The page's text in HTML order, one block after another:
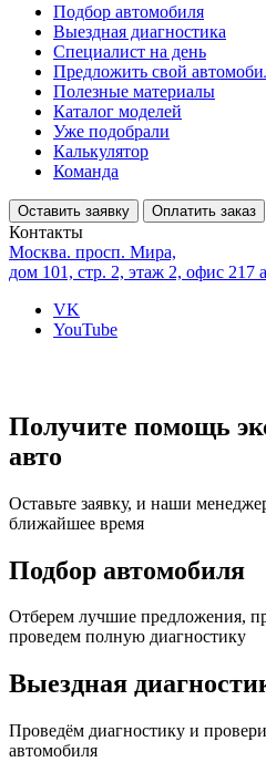
Подбор автомобиля
Выездная диагностика
Специалист на день
Предложить свой
Полезные материалы
Каталог моделей
Уже подобрали
Калькулятор
Команда
Оставить заявку Оплатить заказ
Контакты
Москва. просп. Мира,
дом 101, стр. 2, этаж 2, офис 217
VK
YouTube
Получите помощь
авто
Оставьте заявку, и наши
ближайшее время
Подбор автомобиля
Отберем лучшие предложения,
проведем полную диагностику
Выездная
Проведём диагностику и
автомобиля